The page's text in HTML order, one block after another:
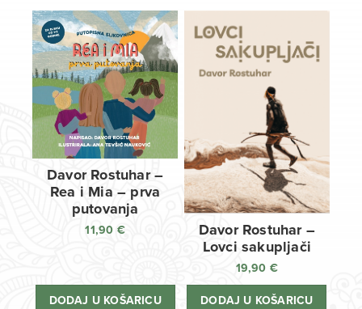
Davor Rostuhar –
Rea i Mia – prva
putovanja
11,90 €
DODAJ U KOŠARICU
Davor Rostuhar –
Lovci sakupljači
19,90 €
DODAJ U KOŠARICU